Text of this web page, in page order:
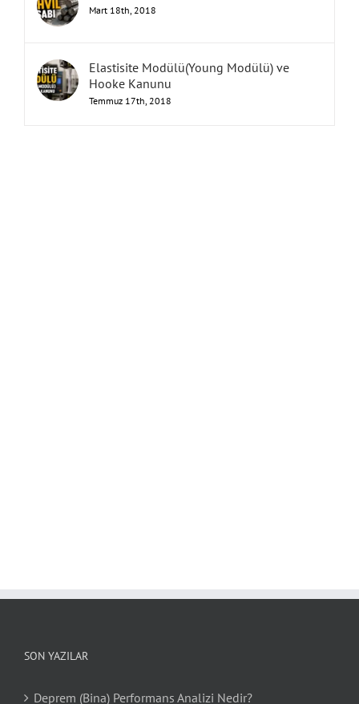
Mart 18th, 2018
Elastisite Modülü(Young Modülü) ve
Hooke Kanunu
Temmuz 17th, 2018
SON YAZILAR
Deprem (Bina) Performans Analizi Nedir?